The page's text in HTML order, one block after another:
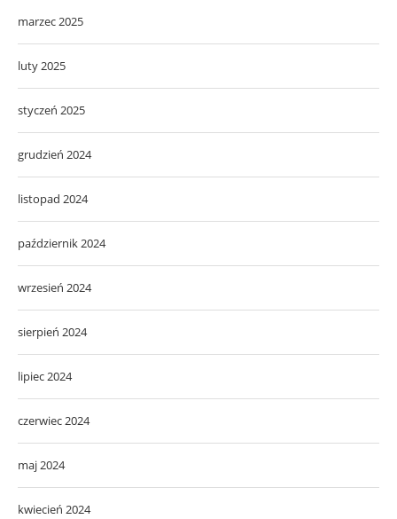
marzec 2025
luty 2025
styczeń 2025
grudzień 2024
listopad 2024
październik 2024
wrzesień 2024
sierpień 2024
lipiec 2024
czerwiec 2024
maj 2024
kwiecień 2024